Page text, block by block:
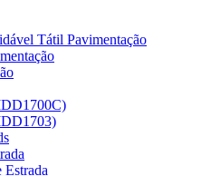
Tátil Pavimentação